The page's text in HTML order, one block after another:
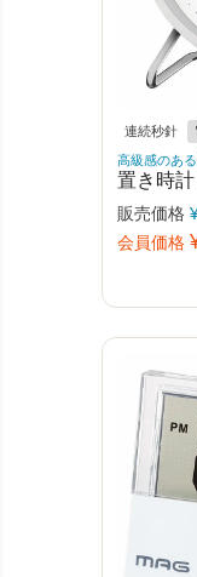
連続秒針
高級感のあ
置き時
販売価格
会員価格